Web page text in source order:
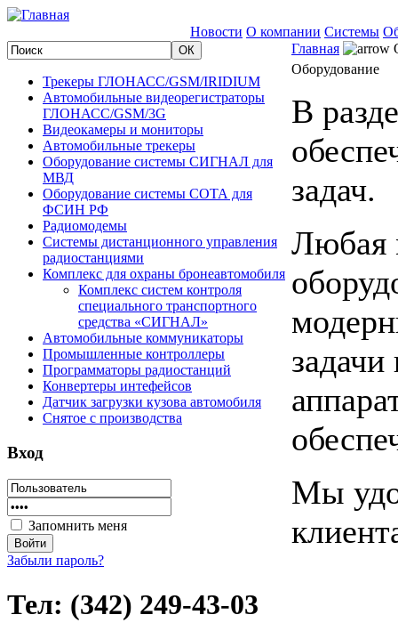
Новости О компании Системы
Трекеры ГЛОНАСС/GSM/IRIDIUM
Автомобильные видеорегистраторы
ГЛОНАСС/GSM/3G
Видеокамеры и мониторы
Автомобильные трекеры
Оборудование системы СИГНАЛ для
МВД
Оборудование системы СОТА для
ФСИН РФ
Радиомодемы
Системы дистанционного управления
радиостанциями
Комплекс для охраны бронеавтомобиля
Комплекс систем контроля
специального транспортного
средства «СИГНАЛ»
Автомобильные коммуникаторы
Промышленные контроллеры
Программаторы радиостанций
Конвертеры интефейсов
Датчик загрузки кузова автомобиля
Снятое с производства
Вход
Запомнить меня
Забыли пароль?
Тел: (342) 249-43-03
Главная
Оборудование
В
задач.
Любая
задачи
Мы